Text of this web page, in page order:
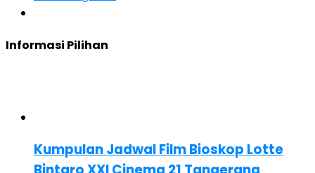
Informasi Pilihan
Kumpulan Jadwal Film Bioskop Lotte